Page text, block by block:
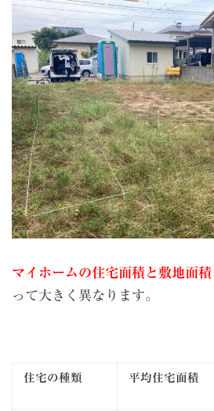
マイホームの住宅面積と敷地面積
って大きく異なります。
住宅の種類 平均住宅面積